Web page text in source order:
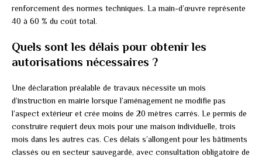
renforcement des normes techniques. La main-d’œuvre représente
40 à 60 % du coût total.
Quels sont les délais pour obtenir les
autorisations nécessaires ?
Une déclaration préalable de travaux nécessite un mois
d’instruction en mairie lorsque l’aménagement ne modifie pas
l’aspect extérieur et crée moins de 20 mètres carrés. Le permis de
construire requiert deux mois pour une maison individuelle, trois
mois dans les autres cas. Ces délais s’allongent pour les bâtiments
classés ou en secteur sauvegardé, avec consultation obligatoire de